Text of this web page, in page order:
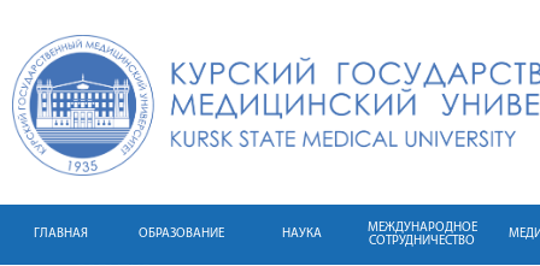
ГЛАВНАЯ ОБРАЗОВАНИЕ НАУКА
МЕЖДУНАРОДНОЕ
СОТРУДНИЧЕСТВО